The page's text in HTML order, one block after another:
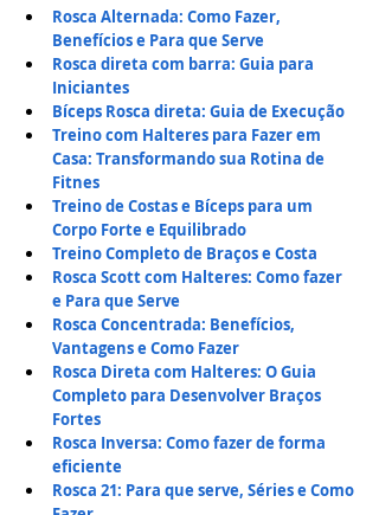
Rosca Alternada: Como Fazer,
Benefícios e Para que Serve
Rosca direta com barra: Guia para
Iniciantes
Bíceps Rosca direta: Guia de Execução
Treino com Halteres para Fazer em
Casa: Transformando sua Rotina de
Fitnes
Treino de Costas e Bíceps para um
Corpo Forte e Equilibrado
Treino Completo de Braços e Costa
Rosca Scott com Halteres: Como fazer
e Para que Serve
Rosca Concentrada: Benefícios,
Vantagens e Como Fazer
Rosca Direta com Halteres: O Guia
Completo para Desenvolver Braços
Fortes
Rosca Inversa: Como fazer de forma
eficiente
Rosca 21: Para que serve, Séries e Como